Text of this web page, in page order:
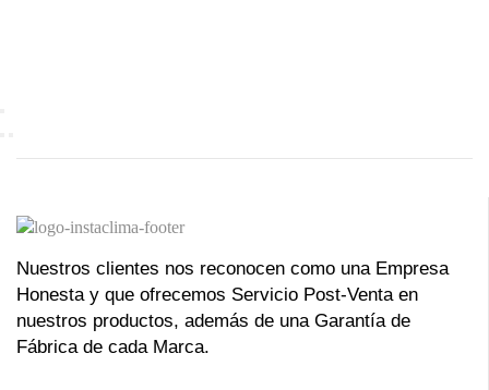
Nuestros clientes nos reconocen como una Empresa
Honesta y que ofrecemos Servicio Post-Venta en
nuestros productos, además de una Garantía de
Fábrica de cada Marca.